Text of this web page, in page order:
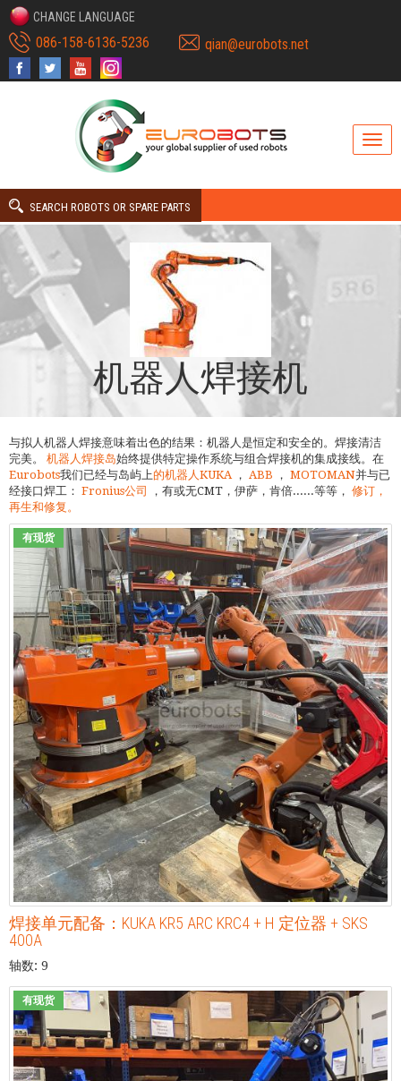
CHANGE LANGUAGE
086-158-6136-5236 qian@eurobots.net
SEARCH ROBOTS OR SPARE PARTS
机器人焊接机
与拟人机器人焊接意味着出色的结果：机器人是恒定和安全的。焊接清洁
完美。 机器人焊接岛始终提供特定操作系统与组合焊接机的集成接线。在
Eurobots我们已经与岛屿上的机器人KUKA ， ABB ， MOTOMAN并与已
经接口焊工： Fronius公司 ，有或无CMT，伊萨，肯倍......等等， 修订，
再生和修复。
有现货
焊接单元配备：KUKA KR5 ARC KRC4 + H 定位器 + SKS
400A
轴数: 9
有现货